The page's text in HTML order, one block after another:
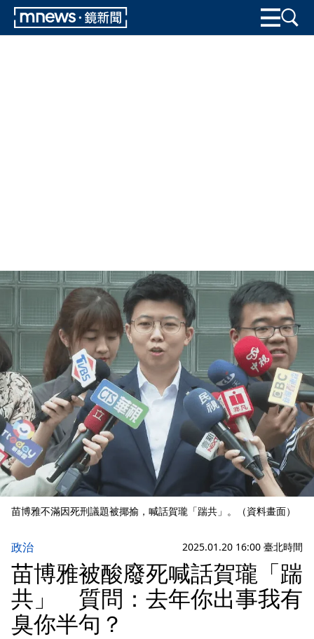
苗博雅不滿因死刑議題被揶揄，喊話賀瓏「踹共」。（資料畫面）
政治 2025.01.20 16:00 臺北時間
苗博雅被酸廢死喊話賀瓏「踹
共」 質問：去年你出事我有
臭你半句？